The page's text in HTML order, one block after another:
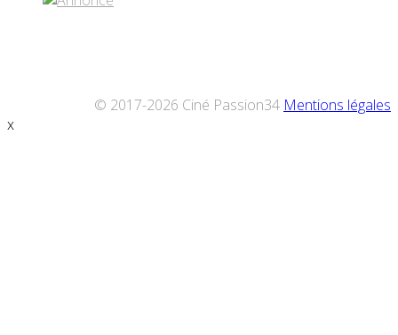
© 2017-2026 Ciné Passion34 Mentions légales
x